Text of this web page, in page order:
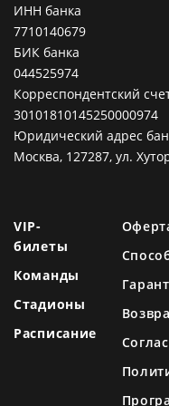
ИНН банка
7710140679
БИК банка
044525974
Корреспондентский
30101810145250000974
Юридический адрес
Москва, 127287, ул.
VIP-
билеты
Команды
Стадионы
Расписание